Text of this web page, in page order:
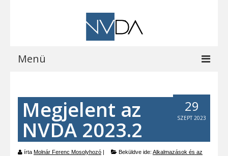
Menü
A programról
Letöltések
Vocalizer vásárlás
29
SZEPT 2023
Megjelent az
NVDA 2023.2
írta Molnár Ferenc Mosolyhozó | Beküldve ide: Alkalmazások és az